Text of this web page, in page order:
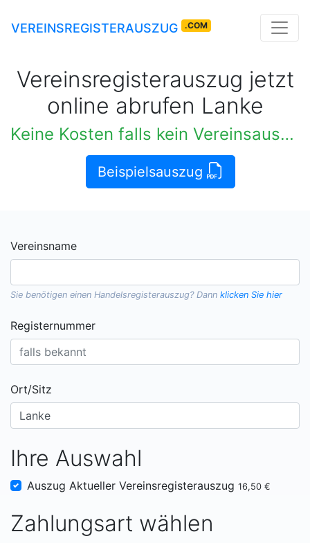
VEREINSREGISTERAUSZUG .COM
Vereinsregisterauszug jetzt
online abrufen Lanke
Keine Kosten falls kein Vereinsauszug verfügbar
Beispielsauszug
Vereinsname
Sie benötigen einen Handelsregisterauszug? Dann klicken Sie hier
Registernummer
Ort/Sitz
Ihre Auswahl
Auszug Aktueller Vereinsregisterauszug 16,50 €
Zahlungsart wählen